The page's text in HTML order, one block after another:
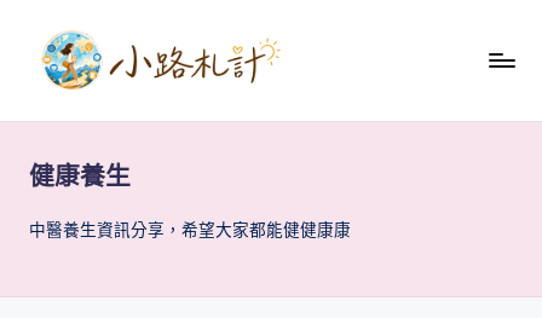
札
記
健
康
養
財
健康養生
中醫養生資訊分享，希望大家都能健健康康